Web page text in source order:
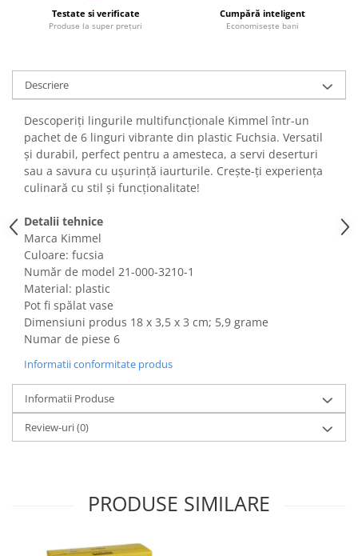
Telefoane Mobile & accesorii
Wearable & Gadgeturi
Accesorii si piese masini spalat
rufe si uscatoare
vase
Aparate Frigorifice
Aparate Racire Aer
Aragaze si cuptoare cu microunde
Electrocasnice pentru Bucatarie
Fiare de calcat si masini de cusut
Ingrijire Locuinta
Purificatoare de aer
Fashion
Bijuterii
Ceasuri barbatesti
Ceasuri dama
Cutii, curele si accesorii ceasuri
Genti si accesorii barbati
Genti si accesorii femei
Imbracaminte si Incaltaminte copii
Incaltaminte femei
Testate si verificate
Produse la super prețuri
Cumpără inteligent
Economisește bani
Descriere
Descoperiți lingurile multifuncționale Kimmel într-un
pachet de 6 linguri vibrante din plastic Fuchsia. Versatil
și durabil, perfect pentru a amesteca, a servi deserturi
sau a savura cu ușurință iaurturile. Crește-ți experiența
culinară cu stil și funcționalitate!
Detalii tehnice
Marca Kimmel
Culoare: fucsia
Număr de model ‎21-000-3210-1
Material: plastic
Pot fi spălat vase
Dimensiuni produs ‎18 x 3,5 x 3 cm; 5,9 grame
Numar de piese 6
Informatii conformitate produs
Informatii Produse
Review-uri(0)
PRODUSE SIMILARE